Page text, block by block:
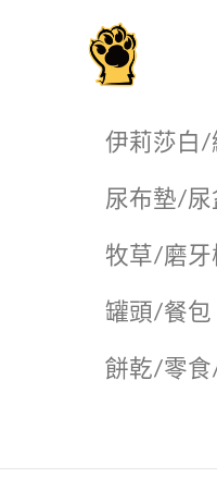
伊莉莎白/
尿布墊/
牧草/磨
罐頭/餐包
餅乾/零